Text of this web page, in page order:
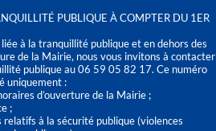
PUBLIQUE À COMPTER DU 1ER
liée à la tranquillité publique et en dehors des
de la Mairie, nous vous invitons à contacter
publique au 06 59 05 82 17. Ce numéro
uniquement :
d’ouverture de la Mairie ;
;
relatifs à la sécurité publique (violences